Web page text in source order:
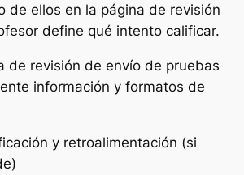
de ellos en la página de revisión
define qué intento calificar.
de revisión de envío de pruebas
información y formatos de
y retroalimentación (si